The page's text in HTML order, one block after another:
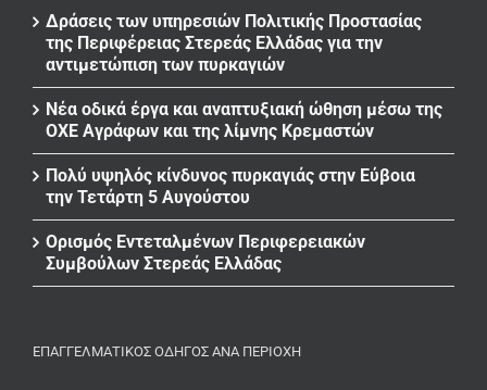
Δράσεις των υπηρεσιών Πολιτικής Προστασίας
της Περιφέρειας Στερεάς Ελλάδας για την
αντιμετώπιση των πυρκαγιών
Νέα οδικά έργα και αναπτυξιακή ώθηση μέσω της
ΟΧΕ Αγράφων και της λίμνης Κρεμαστών
Πολύ υψηλός κίνδυνος πυρκαγιάς στην Εύβοια
την Τετάρτη 5 Αυγούστου
Ορισμός Εντεταλμένων Περιφερειακών
Συμβούλων Στερεάς Ελλάδας
ΕΠΑΓΓΕΛΜΑΤΙΚΌΣ ΟΔΗΓΌΣ ΑΝΆ ΠΕΡΙΟΧΉ